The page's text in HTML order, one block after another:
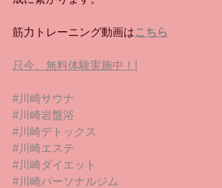
筋力トレーニング動画はこちら
只今、無料体験実施中！!
#川崎サウナ
#川崎岩盤浴
#川崎デトックス
#川崎エステ
#川崎ダイエット
#川崎パーソナルジム